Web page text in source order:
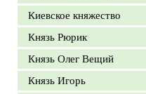
Киевское княжество
Князь Рюрик
Князь Олег Вещий
Князь Игорь